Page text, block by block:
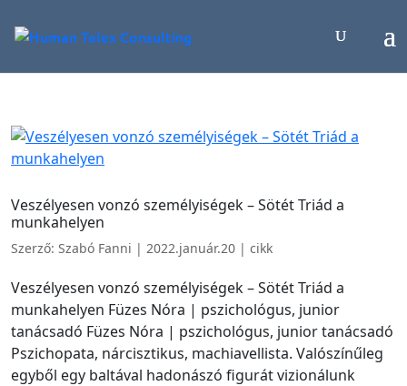
Veszélyesen vonzó személyiségek – Sötét Triád a
munkahelyen
Szerző: Szabó Fanni | 2022.január.20 | cikk
Veszélyesen vonzó személyiségek – Sötét Triád a
munkahelyen Füzes Nóra | pszichológus, junior
tanácsadó Füzes Nóra | pszichológus, junior tanácsadó
Pszichopata, nárcisztikus, machiavellista. Valószínűleg
egyből egy baltával hadonászó figurát vizionálunk